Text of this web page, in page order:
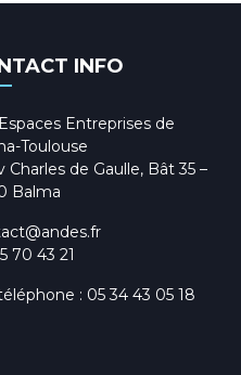
INFO
Entreprises de
Toulouse
Charles de Gaulle, Bât 35 –
Balma
70 43 21
: 05 34 43 05 18